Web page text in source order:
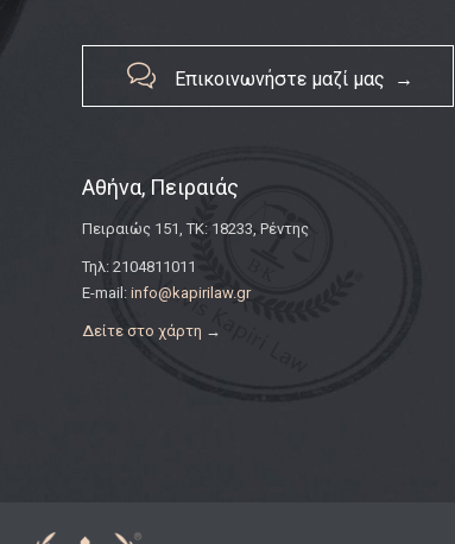
 Επικοινωνήστε μαζί μας →
Αθήνα, Πειραιάς
Πειραιώς 151, ΤΚ: 18233, Ρέντης
Τηλ: 2104811011
E-mail: info@kapirilaw.gr
Δείτε στο χάρτη →